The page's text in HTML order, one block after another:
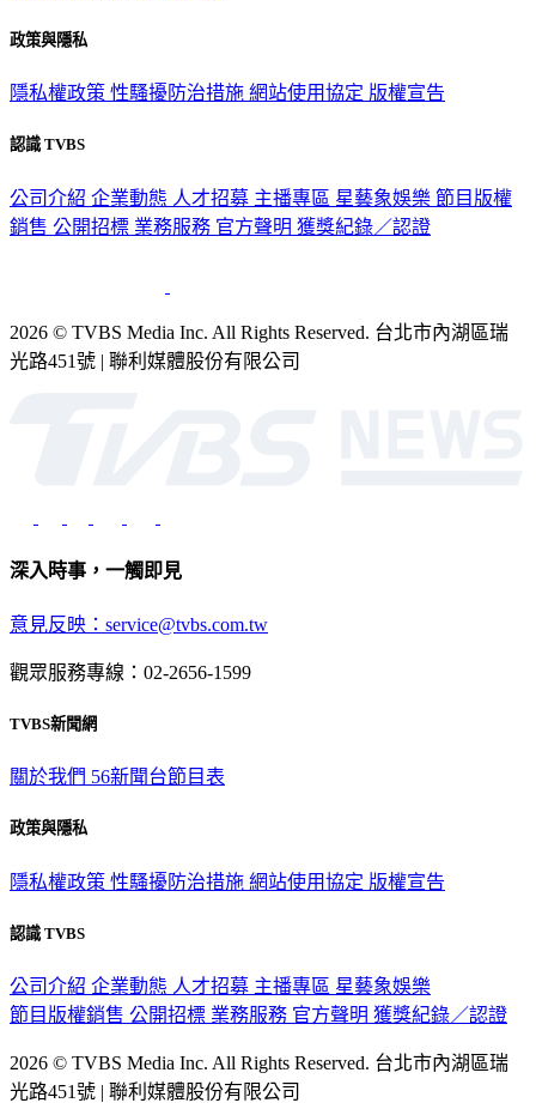
政策與隱私
隱私權政策 性騷擾防治措施 網站使用協定 版權宣告
認識 TVBS
公司介紹 企業動態 人才招募 主播專區 星藝象娛樂 節目版權
銷售 公開招標 業務服務 官方聲明 獲獎紀錄／認證
2026 © TVBS Media Inc. All Rights Reserved. 台北市內湖區瑞
光路451號 | 聯利媒體股份有限公司
深入時事，一觸即見
意見反映：service@tvbs.com.tw
觀眾服務專線：02-2656-1599
TVBS新聞網
關於我們 56新聞台節目表
政策與隱私
隱私權政策 性騷擾防治措施 網站使用協定 版權宣告
認識 TVBS
公司介紹 企業動態 人才招募 主播專區 星藝象娛樂
節目版權銷售 公開招標 業務服務 官方聲明 獲獎紀錄／認證
2026 © TVBS Media Inc. All Rights Reserved. 台北市內湖區瑞
光路451號 | 聯利媒體股份有限公司